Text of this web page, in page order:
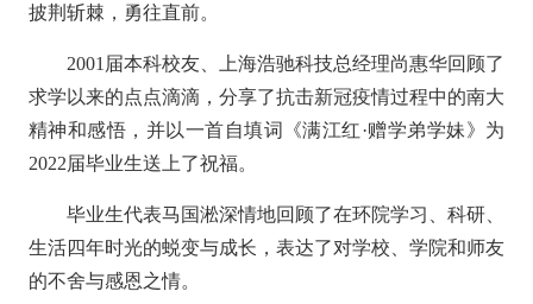
披荆斩棘，勇往直前。
2001届本科校友、上海浩驰科技总经理尚惠华回顾了
求学以来的点点滴滴，分享了抗击新冠疫情过程中的南大
精神和感悟，并以一首自填词《满江红·赠学弟学妹》为
2022届毕业生送上了祝福。
毕业生代表马国淞深情地回顾了在环院学习、科研、
生活四年时光的蜕变与成长，表达了对学校、学院和师友
的不舍与感恩之情。